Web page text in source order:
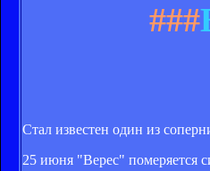
###
Стал известен один из
25 июня "Верес" померяется